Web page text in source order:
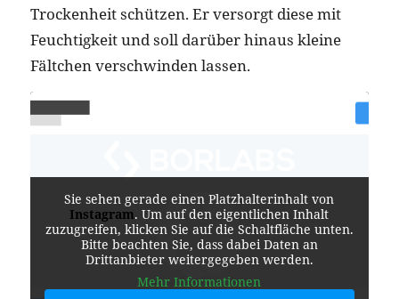
Trockenheit schützen. Er versorgt diese mit
Feuchtigkeit und soll darüber hinaus kleine
Fältchen verschwinden lassen.
Sie sehen gerade einen Platzhalterinhalt von
Instagram. Um auf den eigentlichen Inhalt
zuzugreifen, klicken Sie auf die Schaltfläche unten.
Bitte beachten Sie, dass dabei Daten an
Drittanbieter weitergegeben werden.
Mehr Informationen